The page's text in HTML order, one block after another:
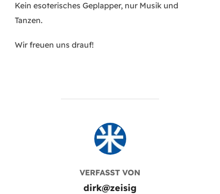
Kein esoterisches Geplapper, nur Musik und
Tanzen.
Wir freuen uns drauf!
BEITRAGSAUTOR
VERFASST VON
dirk@zeisig